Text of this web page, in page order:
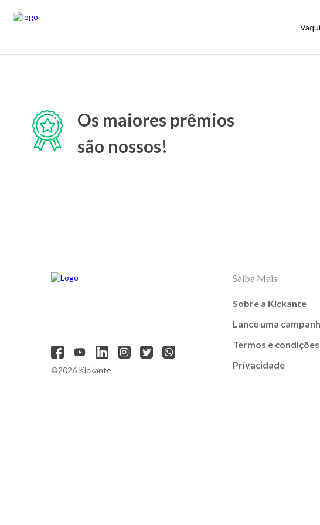
Os maiores prêmios
são nossos!
©2026 Kickante
Saiba Mais
Sobre a Kickante
Lance uma
Termos e condições
Privacidade